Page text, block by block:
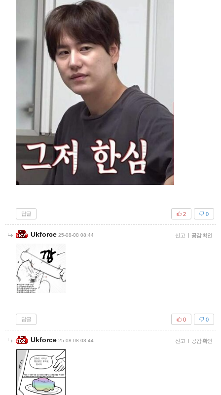
답글 0
2
Ukforce 25-08-08 08:44 신고 | 공감 확인
답글 0
0
Ukforce 25-08-08 08:44 신고 | 공감 확인